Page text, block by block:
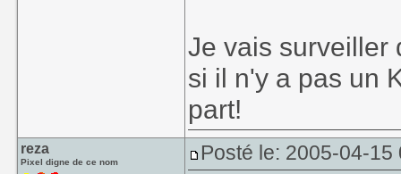
Je vais surveiller
si il n'y a pas un
part!
reza
Pixel digne de ce nom Posté le: 2005-04-15